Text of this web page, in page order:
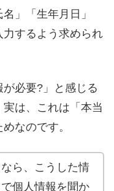
」「生年月日」
力するよう求められ
が必要?」と感じる
は、これは「本当
なのです。
ら、こうした情
個人情報を聞か